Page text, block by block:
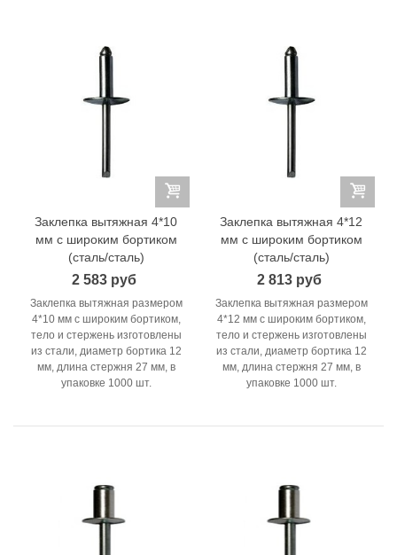
Заклепка вытяжная 4*10
мм с широким бортиком
(сталь/сталь)
2 583 руб
Заклепка вытяжная размером
4*10 мм с широким бортиком,
тело и стержень изготовлены
из стали, диаметр бортика 12
мм, длина стержня 27 мм, в
упаковке 1000 шт.
Заклепка вытяжная 4*12
мм с широким бортиком
(сталь/сталь)
2 813 руб
Заклепка вытяжная размером
4*12 мм с широким бортиком,
тело и стержень изготовлены
из стали, диаметр бортика 12
мм, длина стержня 27 мм, в
упаковке 1000 шт.